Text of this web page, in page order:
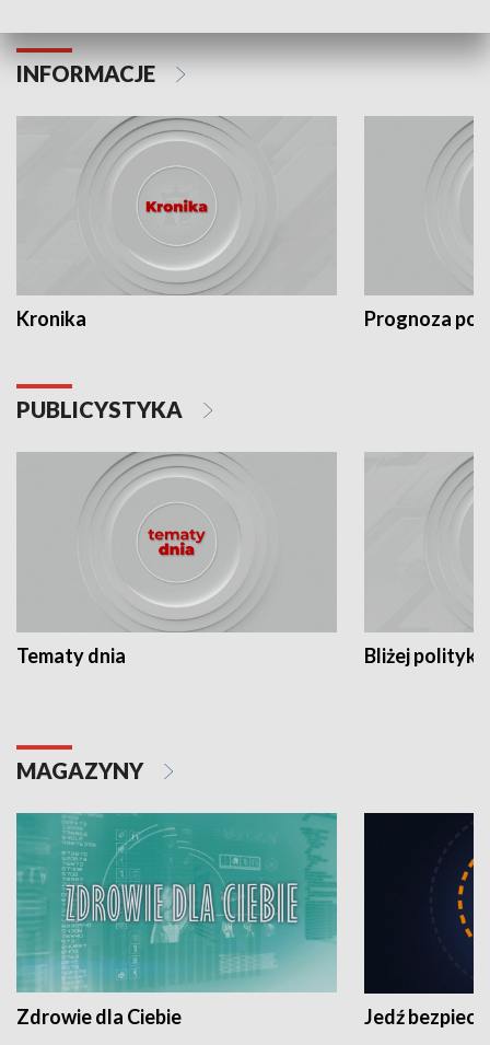
INFORMACJE
Kronika Prognoza
PUBLICYSTYKA
Tematy dnia Bliżej polityki
MAGAZYNY
Zdrowie dla Ciebie Jedź